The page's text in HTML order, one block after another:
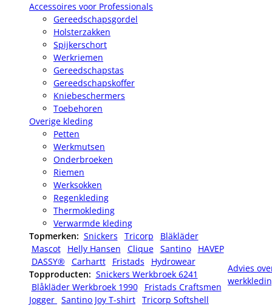
Accessoires voor Professionals
Gereedschapsgordel
Holsterzakken
Spijkerschort
Werkriemen
Gereedschapstas
Gereedschapskoffer
Kniebeschermers
Toebehoren
Overige kleding
Petten
Werkmutsen
Onderbroeken
Riemen
Werksokken
Regenkleding
Thermokleding
Verwarmde kleding
Topmerken: Snickers Tricorp
Bläkläder
Mascot
Helly Hansen Clique Santino
HAVEP
DASSY®
Carhartt Fristads
Hydrowear
Topproducten: Snickers Werkbroek 6241
Blåkläder Werkbroek 1990
Fristads Craftsmen
Jogger Santino Joy T-shirt Tricorp Softshell
Advies